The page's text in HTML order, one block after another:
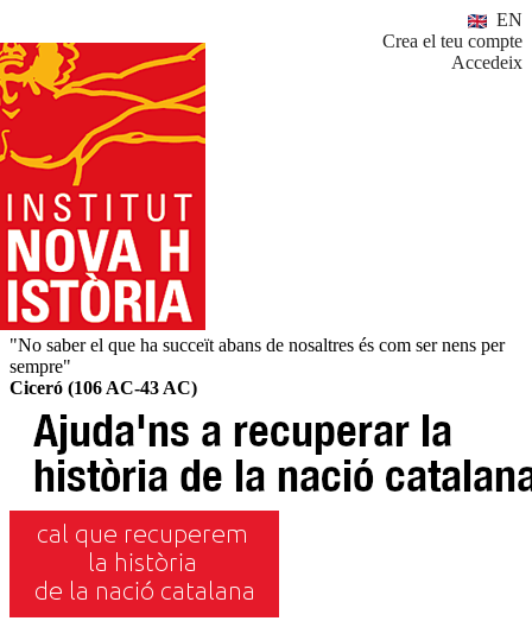
EN
Crea el teu compte
Accedeix
"No saber el que ha succeït abans de nosaltres és com ser nens per
sempre"
Ciceró (106 AC-43 AC)